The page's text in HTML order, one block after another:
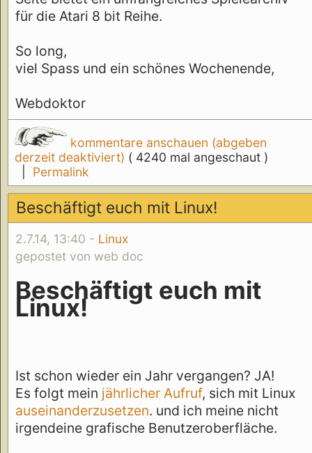
für die Atari 8 bit Reihe.
So long,
viel Spass und ein schönes Wochenende,
Webdoktor
kommentare anschauen (abgeben
derzeit deaktiviert) ( 4240 mal angeschaut )
Permalink
Beschäftigt euch mit Linux!
2.7.14, 13:40 - Linux
gepostet von web doc
Beschäftigt euch mit
Linux!
Ist schon wieder ein Jahr vergangen? JA!
Es folgt mein jährlicher Aufruf, sich mit Linux
auseinanderzusetzen. und ich meine nicht
irgendeine grafische Benutzeroberfläche.